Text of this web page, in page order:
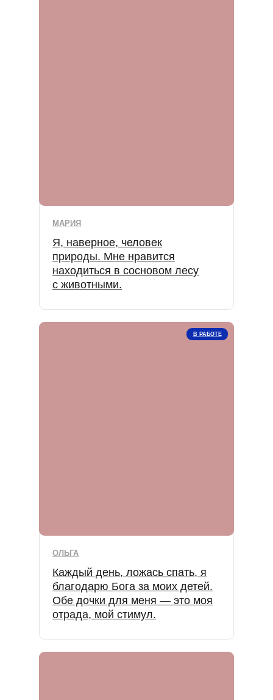
Я, наверное, человек
природы. Мне нравится
находиться в сосновом лесу
с животными.
МАРИЯ
Каждый день, ложась спать, я
благодарю Бога за моих детей.
Обе дочки для меня — это моя
отрада, мой стимул.
ОЛЬГА
В РАБОТЕ